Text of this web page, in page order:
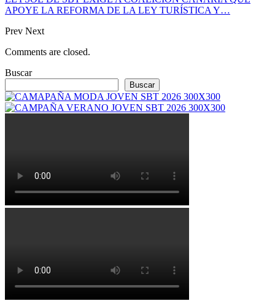
APOYE LA REFORMA DE LA LEY TURÍSTICA Y…
Prev Next
Comments are closed.
Buscar
Buscar